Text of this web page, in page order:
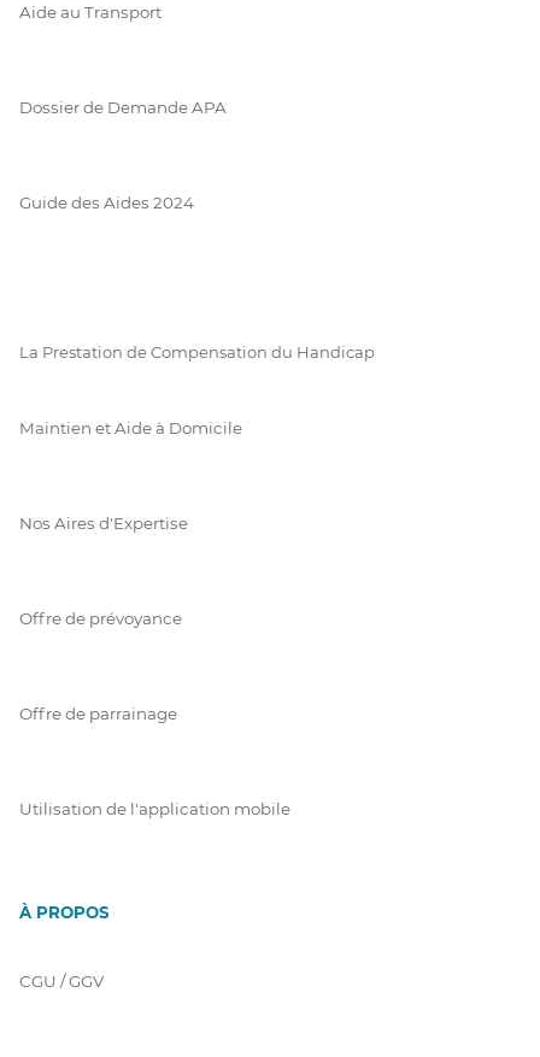
Aide au Transport
Dossier de Demande APA
Guide des Aides 2024
La Prestation de Compensation du Handicap
Maintien et Aide à Domicile
Nos Aires d'Expertise
Offre de prévoyance
Offre de parrainage
Utilisation de l'application mobile
À PROPOS
CGU / GGV